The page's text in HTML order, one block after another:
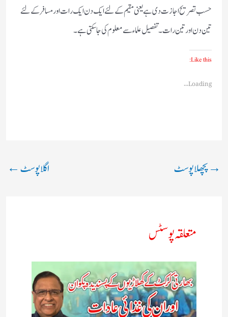
حسب تصریح اجازت دی ہے یعنی مقیم کے لئے ایک دن ایک رات اور مسافر کے لئے
تین دن اور تین رات ۔تفصیل علماء سے معلوم کی جاسکتی ہے۔
Like this:
Loading...
→پچھلا پوسٹ اگلا پوسٹ←
متعلقہ پوسٹس